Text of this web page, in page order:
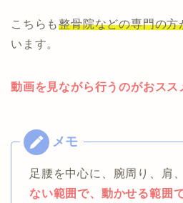
こちらも整骨院などの専門の方
います。
動画を見ながら行うのがおスス
足腰を中心に、腕周り、肩
ない範囲で、動かせる範囲